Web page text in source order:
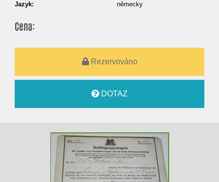
Jazyk:
německy
Cena:
Rezervováno
DOTAZ